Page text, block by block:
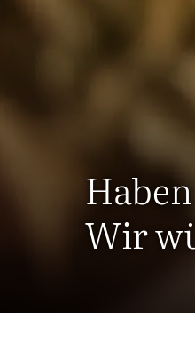
Wir